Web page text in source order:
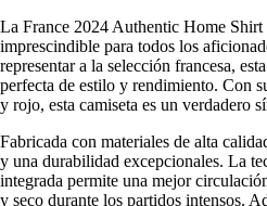
La France 2024 Authentic Home Shirt
imprescindible para todos los
representar a la selección francesa,
perfecta de estilo y rendimiento. Con
y rojo, esta camiseta es un verdadero
Fabricada con materiales de alta
y una durabilidad excepcionales. La
integrada permite una mejor
y seco durante los partidos intensos.